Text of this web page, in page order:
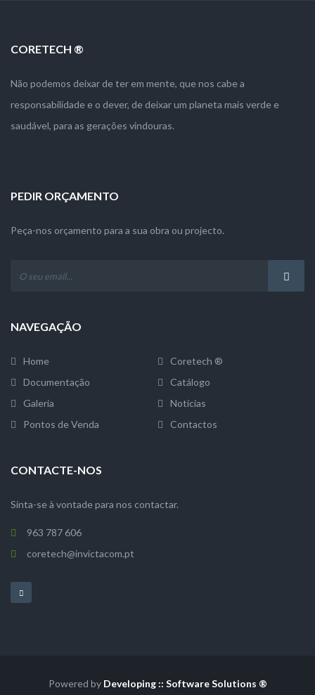
CORETECH ®
Não podemos deixar de ter em mente, que nos cabe a
responsabilidade e o dever, de deixar um planeta mais verde e
saudável, para as gerações vindouras.
PEDIR ORÇAMENTO
Peça-nos orçamento para a sua obra ou projecto.
NAVEGAÇÃO
Home
Coretech ®
Documentação
Catálogo
Galeria
Notícias
Pontos de Venda
Contactos
CONTACTE-NOS
Sinta-se à vontade para nos contactar.
963 787 606
coretech@invictacom.pt
Powered by Developing :: Software Solutions ®